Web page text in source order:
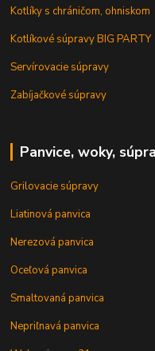
Kotlíky s chráničom, ohniskom
Kotlíkové súpravy BIG PARTY
Servírovacie súpravy
Zabíjačkové súpravy
Panvice, woky,
Grilovacie súpravy
Liatinová panvica
Nerezová panvica
Oceľová panvica
Smaltovaná panvica
Nepriľnavá panvica